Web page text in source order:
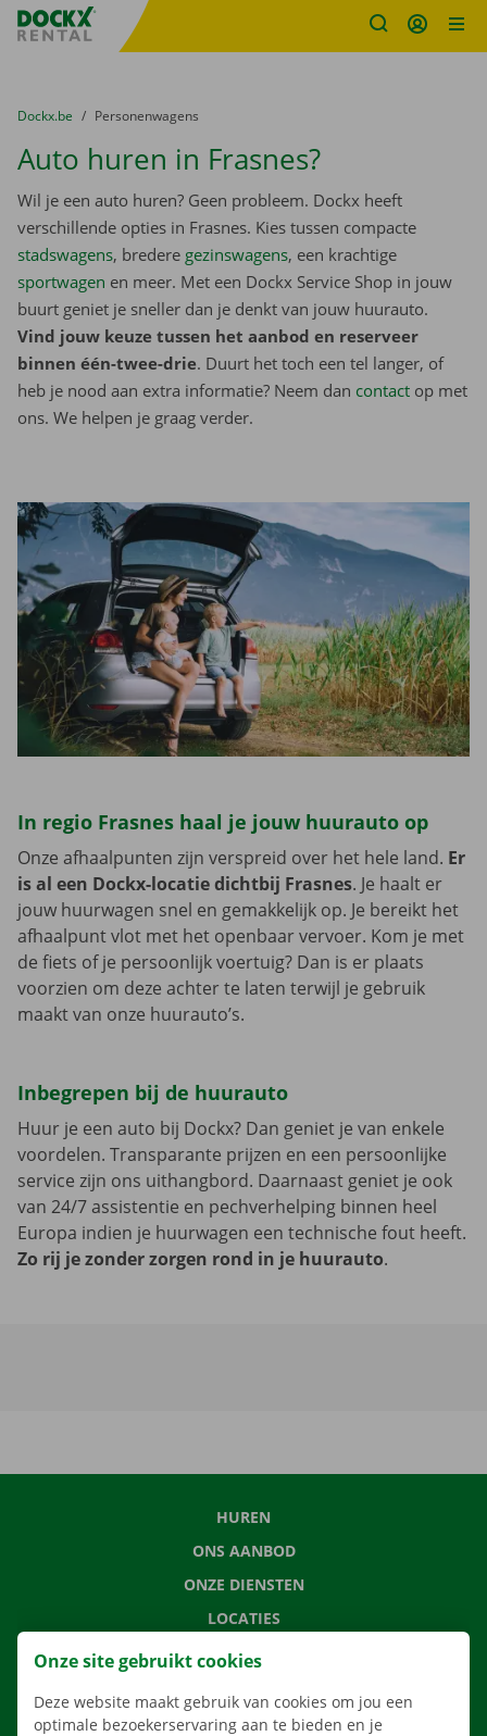
Fratello DEMO
U bevindt zich hier:
van
Dockx.be naar
Personenwagens
Auto huren in Frasnes?
Wil je een auto huren? Geen probleem. Dockx heeft
verschillende opties in Frasnes. Kies tussen compacte
stadswagens, bredere gezinswagens, een krachtige
sportwagen en meer. Met een Dockx Service Shop in jouw
buurt geniet je sneller dan je denkt van jouw huurauto.
Vind jouw keuze tussen het aanbod en reserveer
binnen één-twee-drie. Duurt het toch een tel langer, of
heb je nood aan extra informatie? Neem dan contact op met
ons. We helpen je graag verder.
In regio Frasnes haal je jouw huurauto op
Onze afhaalpunten zijn verspreid over het hele land. Er
is al een Dockx-locatie dichtbij Frasnes. Je haalt er
jouw huurwagen snel en gemakkelijk op. Je bereikt het
afhaalpunt vlot met het openbaar vervoer. Kom je met
de fiets of je persoonlijk voertuig? Dan is er plaats
voorzien om deze achter te laten terwijl je gebruik
maakt van onze huurauto’s.
Inbegrepen bij de huurauto
Huur je een auto bij Dockx? Dan geniet je van enkele
voordelen. Transparante prijzen en een persoonlijke
service zijn ons uithangbord. Daarnaast geniet je ook
van 24/7 assistentie en pechverhelping binnen heel
Europa indien je huurwagen een technische fout heeft.
Zo rij je zonder zorgen rond in je huurauto.
HUREN
ONS AANBOD
ONZE DIENSTEN
LOCATIES
APP
Onze site gebruikt cookies
Deze website maakt gebruik van cookies om jou een
optimale bezoekerservaring aan te bieden en je